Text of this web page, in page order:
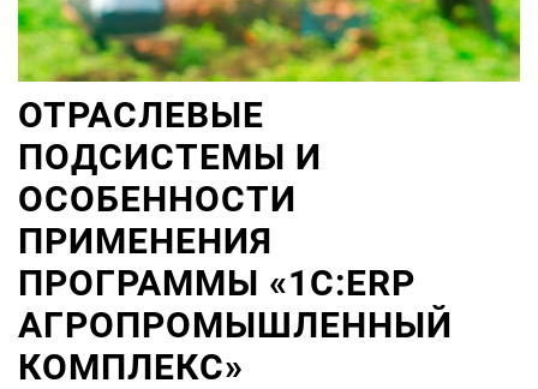
ОТРАСЛЕВЫЕ
ПОДСИСТЕМЫ И
ОСОБЕННОСТИ
ПРИМЕНЕНИЯ
ПРОГРАММЫ «1С:ERP
АГРОПРОМЫШЛЕННЫЙ
КОМПЛЕКС»